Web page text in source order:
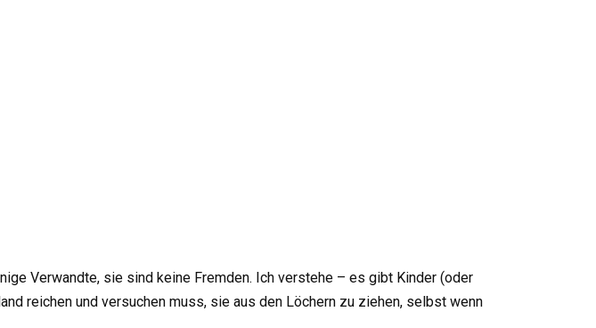
Verwandte, sie sind keine Fremden. Ich verstehe – es gibt Kinder (oder
reichen und versuchen muss, sie aus den Löchern zu ziehen, selbst wenn